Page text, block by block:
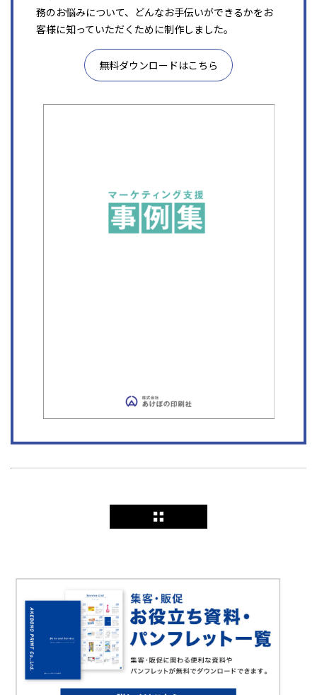
務のお悩みについて、どんなお手伝いができるかをお
客様に知っていただくために制作しました。
無料ダウンロードはこちら